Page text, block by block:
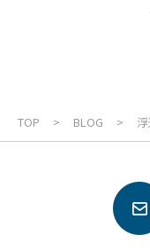
TOP BLOG